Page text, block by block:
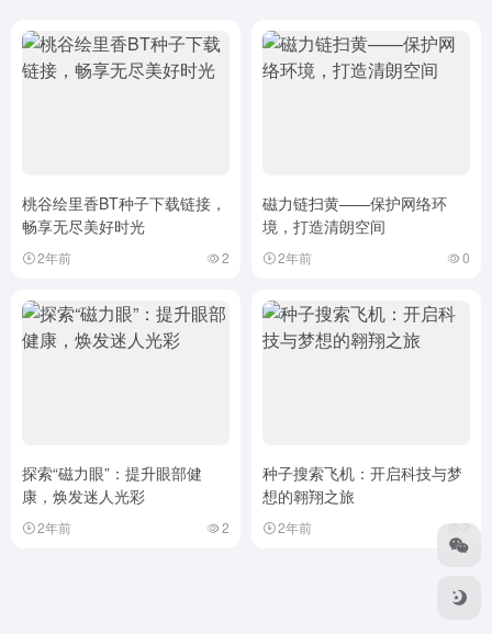
桃谷绘里香BT种子下载链接，
畅享无尽美好时光
2年前 2
磁力链扫黄——保护网络环
境，打造清朗空间
2年前 0
探索“磁力眼”：提升眼部健
康，焕发迷人光彩
2年前 2
种子搜索飞机：开启科技与梦
想的翱翔之旅
2年前 2